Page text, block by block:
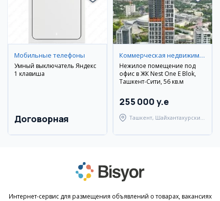
Мобильные телефоны
Умный выключатель Яндекс
1 клавиша
Договорная
Коммерческая недвижимость
Нежилое помещение под
офис в ЖК Nest One E Blok,
Ташкент-Сити, 56 кв.м
255 000 y.e
Ташкент, Шайхантахурский
Интернет-сервис для размещения объявлений о товарах, вакансиях